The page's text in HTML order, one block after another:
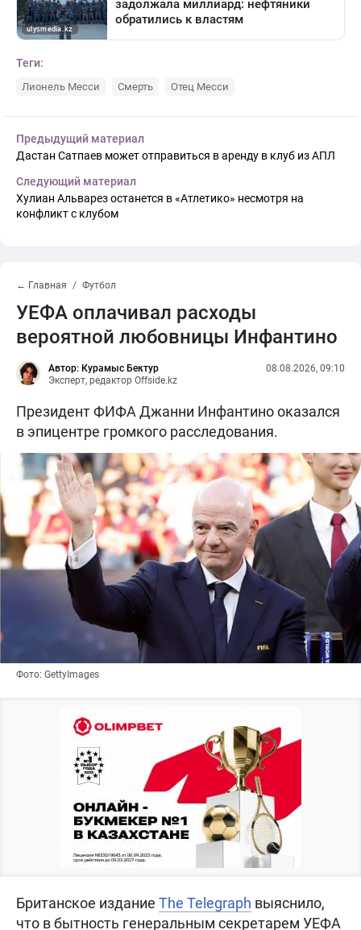
Теги:
Лионель Месси Смерть Отец Месси
Предыдущий материал
Дастан Сатпаев может отправиться в аренду в клуб из АПЛ
Следующий материал
Хулиан Альварез останется в «Атлетико» несмотря на
конфликт с клубом
← Главная Футбол
УЕФА оплачивал расходы
вероятной любовницы Инфантино
Автор: Курамыс Бектур
Эксперт, редактор Offside.kz
08.08.2026, 09:10
Президент ФИФА Джанни Инфантино оказался
в эпицентре громкого расследования.
Фото: GettyImages
Британское издание The Telegraph выяснило,
что в бытность генеральным секретарем УЕФА